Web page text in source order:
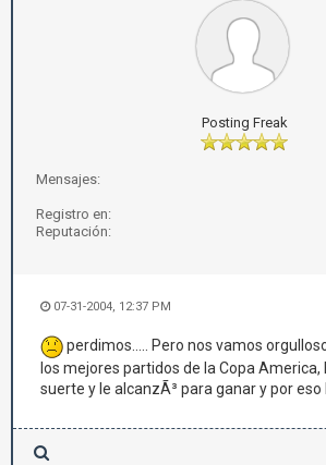
Posting Freak
Mensajes:
Registro en:
Reputación:
07-31-2004, 12:37 PM
perdimos..... Pero nos vamos
los mejores partidos de la Copa America,
suerte y le alcanzÃ³ para ganar y por